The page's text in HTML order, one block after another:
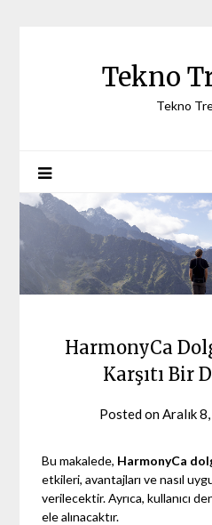
Tekno
Tekno
HarmonyCa
Karşıtı Bir
Posted on Aralık
Bu makalede, HarmonyCa
etkileri, avantajları ve nasıl
verilecektir. Ayrıca, kullanıcı
ele alınacaktır.